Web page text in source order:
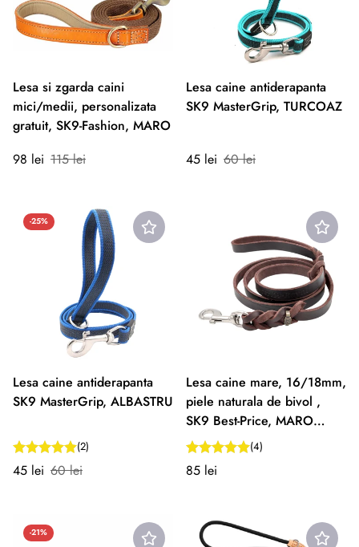
Lesa si zgarda caini
mici/medii, personalizata
gratuit, SK9-Fashion, MARO
Preț
98 lei
Preț
115 lei
Lesa caine antiderapanta
SK9 MasterGrip, TURCOAZ
Preț
45 lei
Preț
60 lei
-25%
Lesa caine antiderapanta
SK9 MasterGrip, ALBASTRU
(2)
Preț
45 lei
Preț
60 lei
Lesa caine mare, 16/18mm,
piele naturala de bivol ,
SK9 Best-Price, MARO
INOX/CROM
(4)
Preț
85 lei
-21%